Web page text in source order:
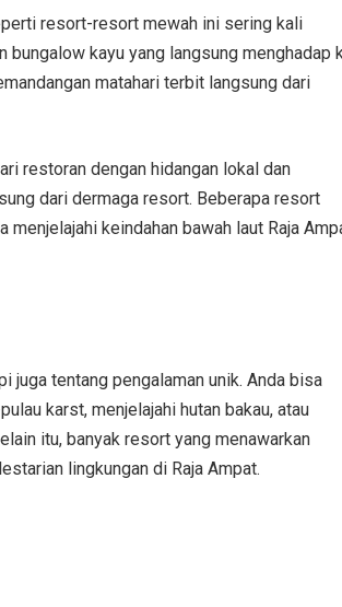
resort-resort mewah ini sering kali
kayu yang langsung menghadap
matahari terbit langsung dari
restoran dengan hidangan lokal dan
dari dermaga resort. Beberapa resort
keindahan bawah laut Raja
juga tentang pengalaman unik. Anda bisa
karst, menjelajahi hutan bakau, atau
itu, banyak resort yang menawarkan
lingkungan di Raja Ampat.